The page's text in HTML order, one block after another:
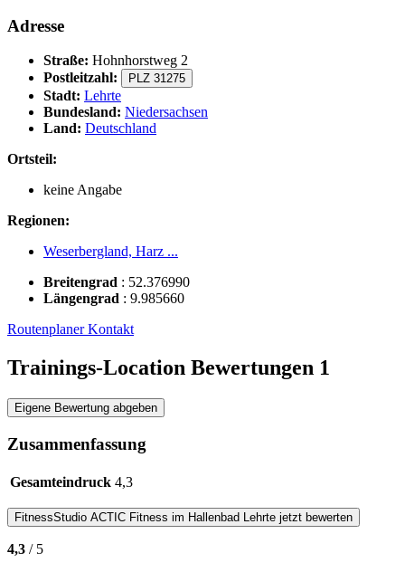
Adresse
Straße: Hohnhorstweg 2
Postleitzahl:
PLZ 31275
Stadt: Lehrte
Bundesland: Niedersachsen
Land: Deutschland
Ortsteil:
keine Angabe
Regionen:
Weserbergland, Harz ...
Breitengrad : 52.376990
Längengrad : 9.985660
RoutenplanerKontakt
Trainings-Location Bewertungen 1
Eigene Bewertung abgeben
Zusammenfassung
Gesamteindruck 4,3
FitnessStudio ACTIC Fitness im Hallenbad Lehrte jetzt bewerten
4,3 / 5